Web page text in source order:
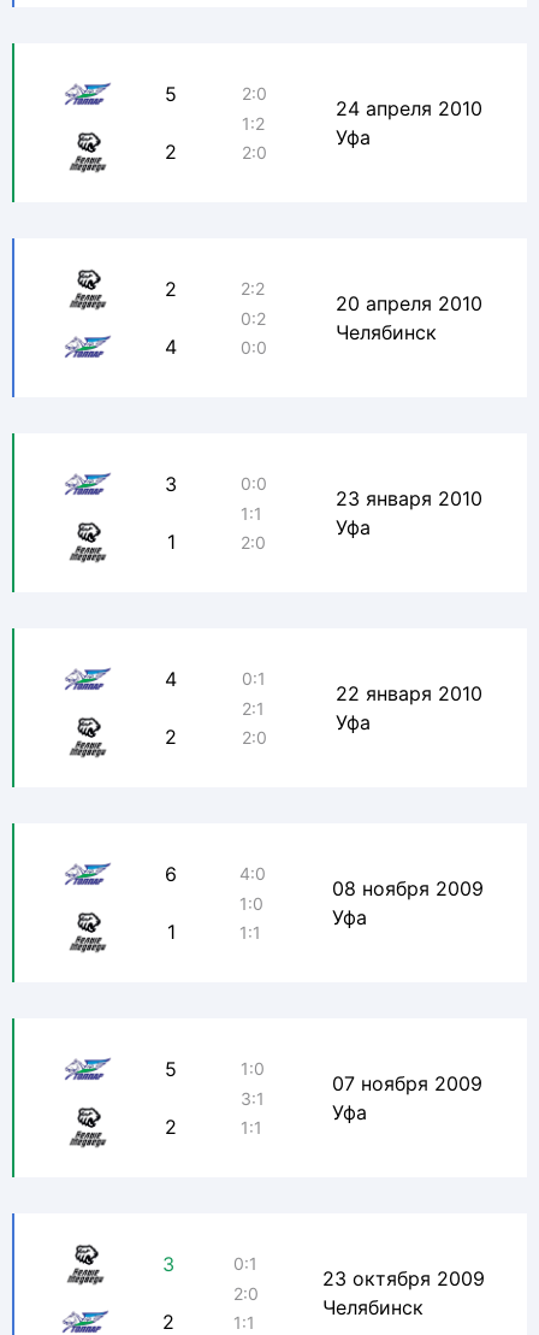
5
2
2:0
1:2
2:0
24 апреля 2010
Уфа
2
4
2:2
0:2
0:0
20 апреля 2010
Челябинск
3
1
0:0
1:1
2:0
23 января 2010
Уфа
4
2
0:1
2:1
2:0
22 января 2010
Уфа
6
1
4:0
1:0
1:1
08 ноября 2009
Уфа
5
2
1:0
3:1
1:1
07 ноября 2009
Уфа
3
2
0:1
2:0
1:1
23 октября 2009
Челябинск